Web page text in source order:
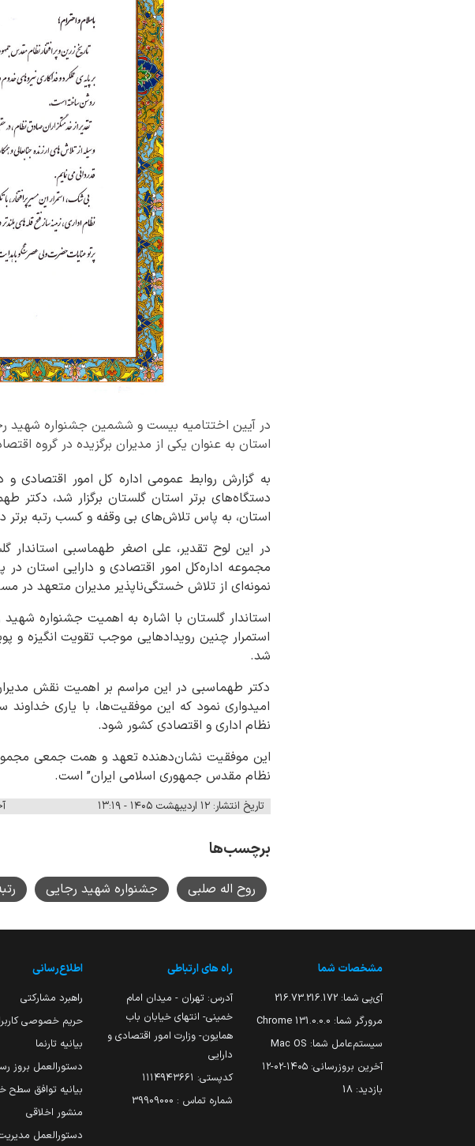
در آیین اختتامیه بیست و ششمین جشنواره شهید
استان به عنوان یکی از مدیران برگزیده در گروه اقتصادی مالی
به گزارش روابط عمومی اداره کل امور اقتصادی
دستگاه‌های برتر استان گلستان برگزار شد، دکتر
استان، به پاس تلاش‌های بی ‌وقفه و کسب رتبه برتر
در این لوح تقدیر، علی اصغر طهماسبی
مجموعه اداره‌کل امور اقتصادی و دارایی استان
نمونه‌ای از تلاش خستگی‌ناپذیر مدیران متعهد در
استاندار گلستان با اشاره به اهمیت جشنواره شهید
استمرار چنین رویدادهایی موجب تقویت انگیزه و
شد.
دکتر طهماسبی در این مراسم بر اهمیت نقش مدیران
امیدواری نمود که این موفقیت‌ها، با یاری
نظام اداری و اقتصادی کشور شود.
این موفقیت نشان‌دهنده تعهد و همت جمعی
نظام مقدس جمهوری اسلامی ایران” است.
تاریخ انتشار: ۱۲ اردیبهشت ۱۴۰۵ - ۱۳:۱۹
برچسب‌ها
روح اله صلبی جشنواره شهید رجایی
مشخصات شما
آی‌پی شما: 216.73.216.172
مرورگر شما: 131.0.0.0 Chrome
سیستم‌عامل شما: Mac OS
آخرین بروزرسانی: ۱۴۰۵-۰۲-۱۲
بازدید: 18
راه های ارتباطی
آدرس: تهران - میدان امام
خمینی- انتهای خیابان باب
همایون- وزارت امور اقتصادی و
دارایی
کدپستی: ۱۱۱۴۹۴۳۶۶۱
شماره تماس : 39909000
اطلاع‌رسانی
راهبرد مشارکتی
حریم خصوصی
بیانیه تارنما
دستورالعمل بروز
بیانیه توافق سطح
منشور اخلاقی
دستورالعمل